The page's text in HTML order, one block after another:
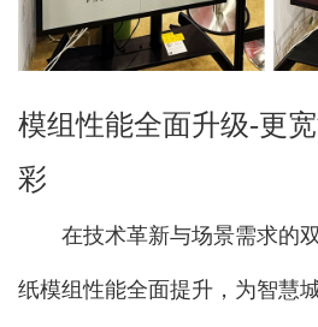
模组性能全面升级-更
彩
在技术革新与场景需求的双
纸模组性能全面提升，为智慧